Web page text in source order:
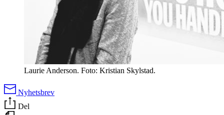
Laurie Anderson. Foto: Kristian Skylstad.
Nyhetsbrev
Del